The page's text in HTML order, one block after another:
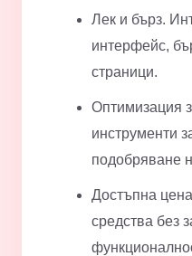
Лек и бърз.
интерфейс,
страници.
Оптимизация
инструменти
подобряване
Достъпна
средства без